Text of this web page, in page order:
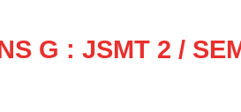
G : JSMT 2 /